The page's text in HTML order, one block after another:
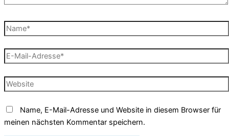
Name*
E-
Mail-
Adresse*
Website
Name, E-Mail-Adresse und Website in diesem Browser für
meinen nächsten Kommentar speichern.